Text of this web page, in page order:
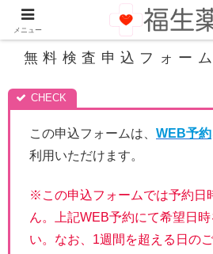
無料検査申込フォーム
この申込フォームは、 WEB予約
利用いただけます。
※この申込フォームでは予約日
ん。上記WEB予約にて希望日
い。なお、1週間を超える日の
メニュー